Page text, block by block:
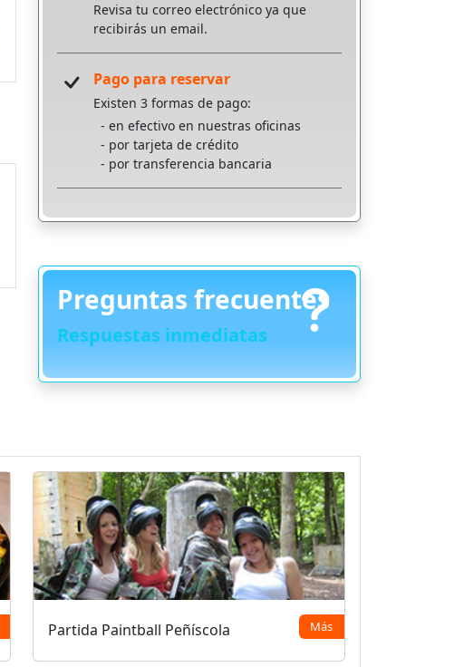
Revisa tu correo electrónico ya que
recibirás un email.
Pago para reservar
Existen 3 formas de pago:
- en efectivo en nuestras oficinas
- por tarjeta de crédito
- por transferencia bancaria
Preguntas frecuentes
Respuestas inmediatas
Partida Paintball Peñíscola Más